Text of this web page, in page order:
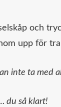
och
upp för
inte ta med
du så klart!